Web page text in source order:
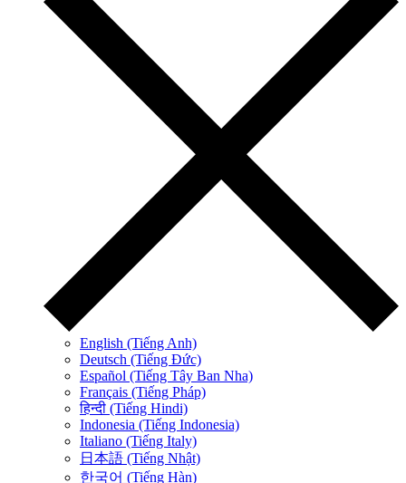
English (Tiếng Anh)
Deutsch (Tiếng Đức)
Español (Tiếng Tây Ban Nha)
Français (Tiếng Pháp)
हिन्दी (Tiếng Hindi)
Indonesia (Tiếng Indonesia)
Italiano (Tiếng Italy)
日本語 (Tiếng Nhật)
한국어 (Tiếng Hàn)